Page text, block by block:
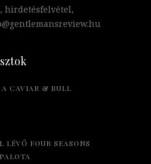
hirdetésfelvétel,
A CAVIAR & BULL
LÉVŐ FOUR SEASONS